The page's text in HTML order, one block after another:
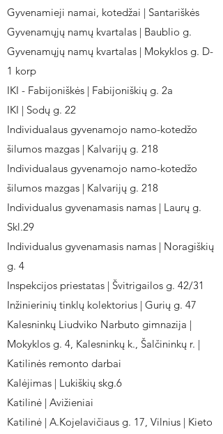
Gyvenamieji namai, kotedžai | Santariškės
Gyvenamųjų namų kvartalas | Baublio g.
Gyvenamųjų namų kvartalas | Mokyklos g. D-
1 korp
IKI - Fabijoniškės | Fabijoniškių g. 2a
IKI | Sodų g. 22
Individualaus gyvenamojo namo-kotedžo
šilumos mazgas | Kalvarijų g. 218
Individualaus gyvenamojo namo-kotedžo
šilumos mazgas | Kalvarijų g. 218
Individualus gyvenamasis namas | Laurų g.
Skl.29
Individualus gyvenamasis namas | Noragiškių
g. 4
Inspekcijos priestatas | Švitrigailos g. 42/31
Inžinierinių tinklų kolektorius | Gurių g. 47
Kalesninkų Liudviko Narbuto gimnazija |
Mokyklos g. 4, Kalesninkų k., Šalčininkų r. |
Katilinės remonto darbai
Kalėjimas | Lukiškių skg.6
Katilinė | Avižieniai
Katilinė | A.Kojelavičiaus g. 17, Vilnius | Kieto